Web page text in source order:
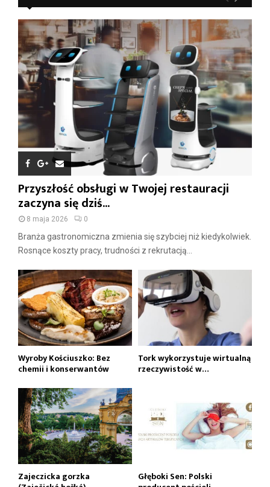
Przyszłość obsługi w Twojej restauracji
zaczyna się dziś...
8 maja 2026 0
Branża gastronomiczna zmienia się szybciej niż kiedykolwiek.
Rosnące koszty pracy, trudności z rekrutacją...
Wyroby Kościuszko: Bez
chemii i konserwantów
Tork wykorzystuje wirtualną
rzeczywistość w…
Zajeczicka gorzka Głęboki Sen: Polski